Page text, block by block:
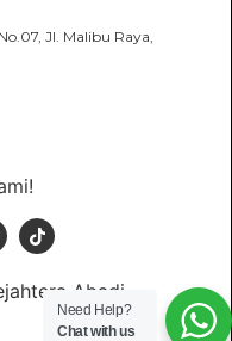
Jl. Malibu Raya,
Abadi
Need Help?
Chat with us